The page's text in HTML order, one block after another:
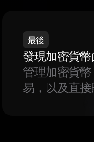
最後
發現加密貨
管理加密貨
易，以及直